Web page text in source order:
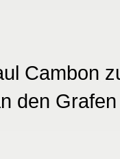
Cambon
den